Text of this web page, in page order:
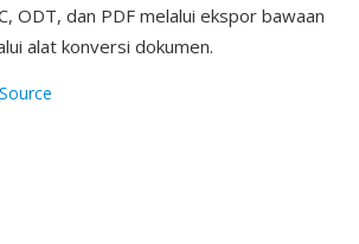
ODT, dan PDF melalui ekspor bawaan
alat konversi dokumen.